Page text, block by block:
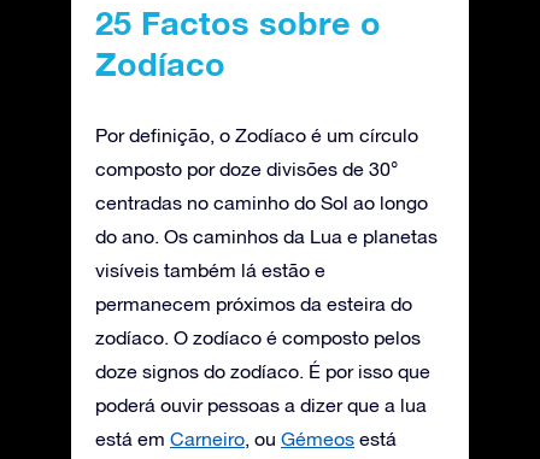
25 Factos sobre o
Zodíaco
Por definição, o Zodíaco é um círculo
composto por doze divisões de 30°
centradas no caminho do Sol ao longo
do ano. Os caminhos da Lua e planetas
visíveis também lá estão e
permanecem próximos da esteira do
zodíaco. O zodíaco é composto pelos
doze signos do zodíaco. É por isso que
poderá ouvir pessoas a dizer que a lua
está em Carneiro, ou Gémeos está